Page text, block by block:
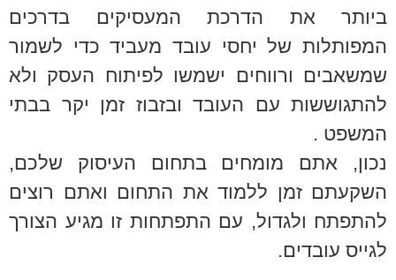
ביותר את הדרכת המעסיקים בדרכים
המפותלות של יחסי עובד מעביד כדי לשמור
שמשאבים ורווחים ישמשו לפיתוח העסק ולא
להתגוששות עם העובד ובזבוז זמן יקר בבתי
המשפט .
נכון, אתם מומחים בתחום העיסוק שלכם,
השקעתם זמן ללמוד את התחום ואתם רוצים
להתפתח ולגדול, עם התפתחות זו מגיע הצורך
לגייס עובדים.